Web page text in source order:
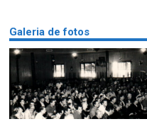
Galeria de fotos